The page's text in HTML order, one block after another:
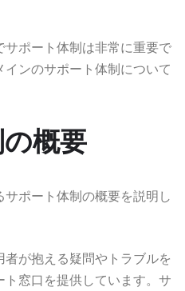
ポート体制は非常に重要で
ンのサポート体制について
概要
ポート体制の概要を説明し
が抱える疑問やトラブルを
窓口を提供しています。サ